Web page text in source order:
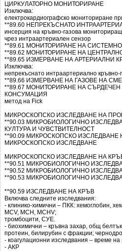
ЦИРКУЛАТОРНО МОНИТОРИРАНЕ
Изключва:
електрокардиографско мониториране
**89.60 НЕПРЕКЪСНАТО
инсерция на кръвно-газова
чрез интраартериален сензор
**89.61 МОНИТОРИРАНЕ НА
**89.62 МОНИТОРИРАНЕ НА
**89.65 ИЗМЕРВАНЕ НА АРТЕРИАЛНИ
Изключва:
непрекъснато интраартериално
**89.66 ИЗМЕРВАНЕ НА ГАЗОВЕ НА
**89.67 МОНИТОРИРАНЕ НА
КОНСУМАЦИЯ
метод на Fick
МИКРОСКОПСКО ИЗСЛЕДВАНЕ НА
**90.03 МИКРОБИОЛОГИЧНО
КУЛТУРА И ЧУВСТВИТЕЛНОСТ
**90.09 МИКРОСКОПСКО ИЗСЛЕДВАНЕ
МИКРОСКОПСКО ИЗСЛЕДВАНЕ
МИКРОСКОПСКО ИЗСЛЕДВАНЕ НА
**90.51 МИКРОБИОЛОГИЧНО
**90.52 МИКРОБИОЛОГИЧНО
**90.53 МИКРОБИОЛОГИЧНО
**90.59 ИЗСЛЕДВАНЕ НА КРЪВ
Включва следните изследвания:
- клинико-химични – ПКК: хемоглобин,
МСV, МСН, МСНV;
тромбоцити, СУЕ.
- биохимични – кръвна захар, общ
протеин, билирубин с фракции;
- коагулационни изследвания – време
- АКР